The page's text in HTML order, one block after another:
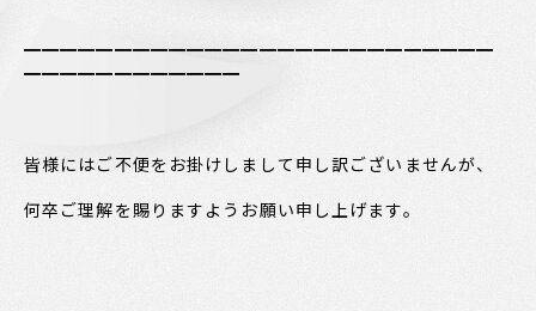
━━━━━━━━━━━━━━━━━━━━━━━━━━
━━━━━━━━━━━━
皆様にはご不便をお掛けしまして申し訳ございませんが、
何卒ご理解を賜りますようお願い申し上げます。